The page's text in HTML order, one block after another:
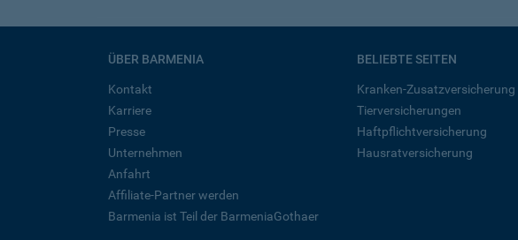
ÜBER BARMENIA
Kontakt
Karriere
Presse
Unternehmen
Anfahrt
Affiliate-Partner werden
Barmenia ist Teil der BarmeniaGothaer
BELIEBTE SEITEN
Kranken-Zusatzversicherung
Tierversicherungen
Haftpflichtversicherung
Hausratversicherung